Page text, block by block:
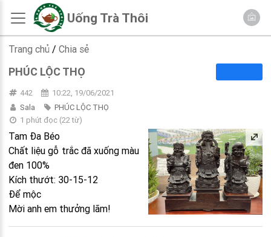
Uống Trà Thôi
Trang chủ / Chia sẻ
PHÚC LỘC THỌ
442
10:22, 19/06/2021
Sala
PHÚC LỘC THỌ
1 phút đọc(22từ)
Tam Đa Béo
Chất liệu gỗ trắc đã xuống màu
đen 100%
Kích thướt: 30-15-12
Để mộc
Mời anh em thưởng lãm!